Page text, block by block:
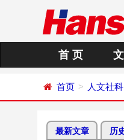
首 页
首页 人文社科
最新文章 历